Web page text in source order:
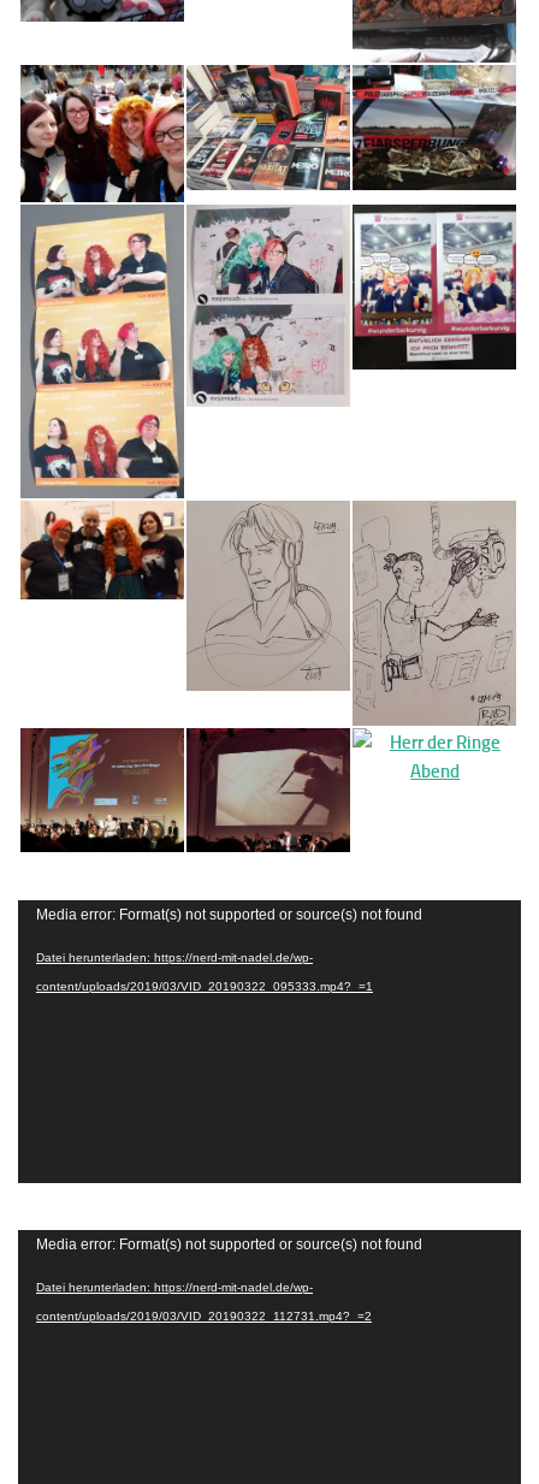
Video-
Media error: Format(s) not supported or source(s) not found
Datei herunterladen: https://nerd-mit-nadel.de/wp-
content/uploads/2019/03/VID_20190322_095333.mp4?_=1
Video-
Media error: Format(s) not supported or source(s) not found
Datei herunterladen: https://nerd-mit-nadel.de/wp-
content/uploads/2019/03/VID_20190322_112731.mp4?_=2